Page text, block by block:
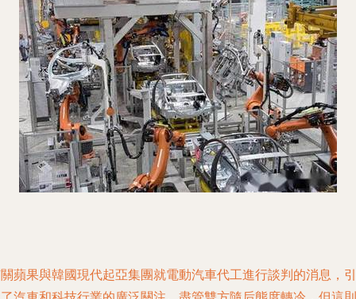
蘋果與韓國現代起亞集團就電動汽車代工進行談判的消息，引